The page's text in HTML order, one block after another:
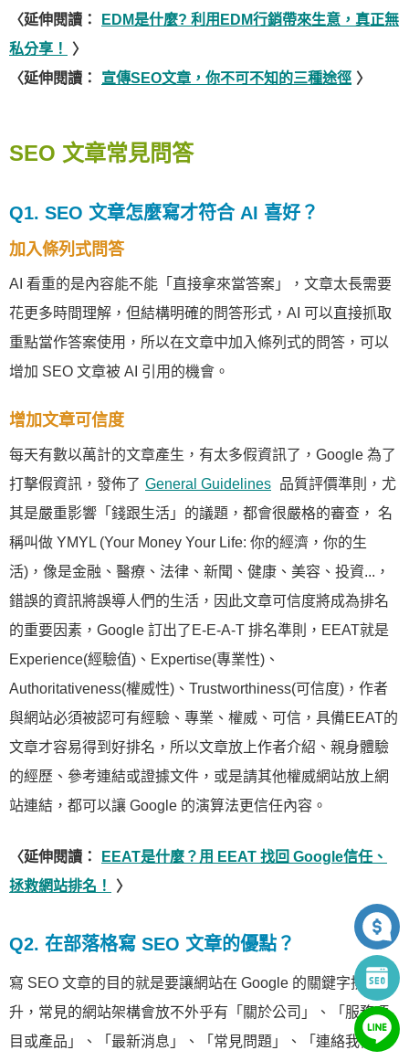
〈延伸閱讀：
EDM是什麼? 利用EDM行銷帶來生意，真正無
私分享！
〉
〈延伸閱讀：
宣傳SEO文章，你不可不知的三種途徑 〉
SEO 文章常見問答
Q1. SEO 文章怎麼寫才符合 AI 喜好？
加入條列式問答
AI 看重的是內容能不能「直接拿來當答案」，文章太長需要
花更多時間理解，但結構明確的問答形式，AI 可以直接抓取
重點當作答案使用，所以在文章中加入條列式的問答，可以
增加 SEO 文章被 AI 引用的機會。
增加文章可信度
每天有數以萬計的文章產生，有太多假資訊了，Google 為了
打擊假資訊，發佈了 General Guidelines 品質評價準則，尤
其是嚴重影響「錢跟生活」的議題，都會很嚴格的審查， 名
稱叫做 YMYL (Your Money Your Life: 你的經濟，你的生
活)，像是金融、醫療、法律、新聞、健康、美容、投資...，
錯誤的資訊將誤導人們的生活，因此文章可信度將成為排名
的重要因素，Google 訂出了E-E-A-T 排名準則，EEAT就是
Experience(經驗值)、Expertise(專業性)、
Authoritativeness(權威性)、Trustworthiness(可信度)，作者
與網站必須被認可有經驗、專業、權威、可信，具備EEAT的
文章才容易得到好排名，所以文章放上作者介紹、親身體驗
的經歷、參考連結或證據文件，或是請其他權威網站放上網
站連結，都可以讓 Google 的演算法更信任內容。
〈延伸閱讀：
EEAT是什麼？用 EEAT 找回 Google信任、
拯救網站排名！
〉
Q2. 在部落格寫 SEO 文章的優點？
寫 SEO 文章的目的就是要讓網站在 Google 的關鍵字排名提
升，常見的網站架構會放不外乎有「關於公司」、「服務項
目或產品」、「最新消息」、「常見問題」、「連絡我們」